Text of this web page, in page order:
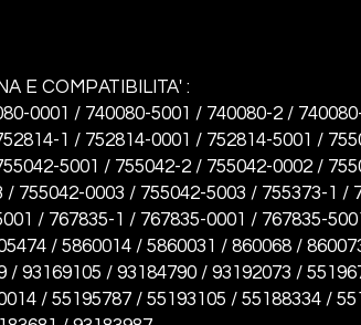
E COMPATIBILITA' :
0001 / 740080-5001 / 740080-2 /
1 / 752814-0001 / 752814-5001 /
5001 / 755042-2 / 755042-0002 /
/ 755042-0003 / 755042-5003 / 755373-1 /
/ 767835-1 / 767835-0001 / 767835-
/ 5860014 / 5860031 / 860068 /
/ 93169105 / 93184790 / 93192073 /
/ 55195787 / 55193105 / 55188334 /